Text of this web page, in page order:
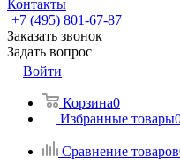
Контакты
+7 (495) 801-67-87
Заказать звонок
Задать вопрос
Войти
Корзина0
Избранные товары
Сравнение товаров